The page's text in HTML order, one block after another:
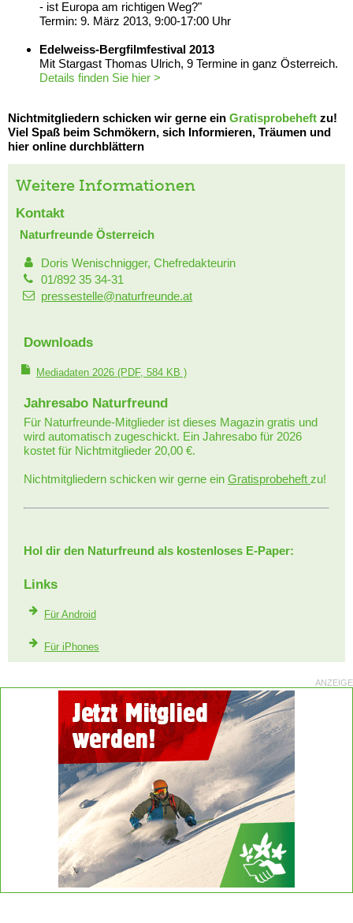
- ist Europa am richtigen Weg?"
Termin: 9. März 2013, 9:00-17:00 Uhr
Edelweiss-Bergfilmfestival 2013
Mit Stargast Thomas Ulrich, 9 Termine in ganz Österreich.
Details finden Sie hier >
Nichtmitgliedern schicken wir gerne ein Gratisprobeheft zu!
Viel Spaß beim Schmökern, sich Informieren, Träumen und
hier online durchblättern
Weitere Informationen
Kontakt
Naturfreunde Österreich
Doris Wenischnigger, Chefredakteurin
01/892 35 34-31
pressestelle@naturfreunde.at
Downloads
Mediadaten 2026 (PDF, 584 KB )
Jahresabo Naturfreund
Für Naturfreunde-Mitglieder ist dieses Magazin gratis und
wird automatisch zugeschickt. Ein Jahresabo für 2026
kostet für Nichtmitglieder 20,00 €.
Nichtmitgliedern schicken wir gerne ein Gratisprobeheft zu!
Hol dir den Naturfreund als kostenloses E-Paper:
Links
Für Android
Für iPhones
ANZEIGE